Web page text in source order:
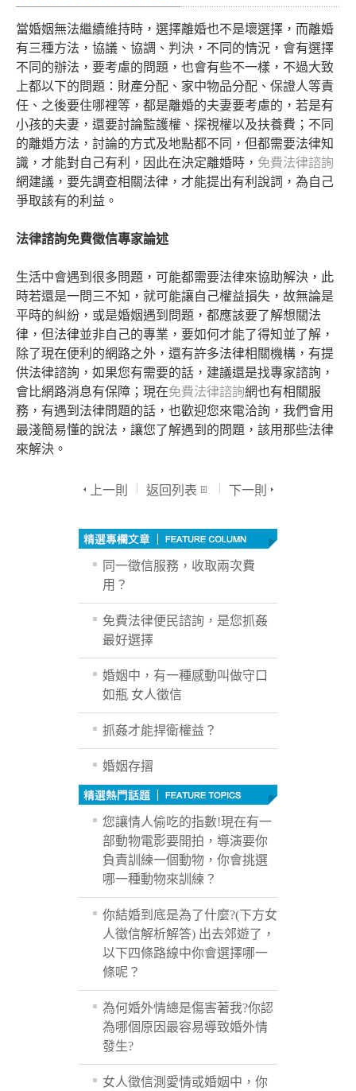
當婚姻無法繼續維持時，選擇離婚也不是壞選擇，而離婚
有三種方法，協議、協調、判決，不同的情況，會有選擇
不同的辦法，要考慮的問題，也會有些不一樣，不過大致
上都以下的問題：財產分配、家中物品分配、保證人等責
任、之後要住哪裡等，都是離婚的夫妻要考慮的，若是有
小孩的夫妻，還要討論監護權、探視權以及扶養費；不同
的離婚方法，討論的方式及地點都不同，但都需要法律知
識，才能對自己有利，因此在決定離婚時， 免費法律諮詢
網建議，要先調查相關法律，才能提出有利說詞，為自己
爭取該有的利益。
法律諮詢免費徵信專家論述
生活中會遇到很多問題，可能都需要法律來協助解決，此
時若還是一問三不知，就可能讓自己權益損失，故無論是
平時的糾紛，或是婚姻遇到問題，都應該要了解想關法
律，但法律並非自己的專業，要如何才能了得知並了解，
除了現在便利的網路之外，還有許多法律相關機構，有提
供法律諮詢，如果您有需要的話，建議還是找專家諮詢，
會比網路消息有保障；現在免費法律諮詢網也有相關服
務，有遇到法律問題的話，也歡迎您來電洽詢，我們會用
最淺簡易懂的說法，讓您了解遇到的問題，該用那些法律
來解決。
上一則 返回列表 下一則
同一徵信服務，收取兩次費
用？
免費法律便民諮詢，是您抓姦
最好選擇
婚姻中，有一種感動叫做守口
如瓶 女人徵信
抓姦才能捍衛權益？
婚姻存摺
您讓情人偷吃的指數!現在有一
部動物電影要開拍，導演要你
負責訓練一個動物，你會挑選
哪一種動物來訓練？
你結婚到底是為了什麼?(下方女
人徵信解析解答) 出去郊遊了，
以下四條路線中你會選擇哪一
條呢？
為何婚外情總是傷害著我?你認
為哪個原因最容易導致婚外情
發生?
女人徵信測愛情或婚姻中，你